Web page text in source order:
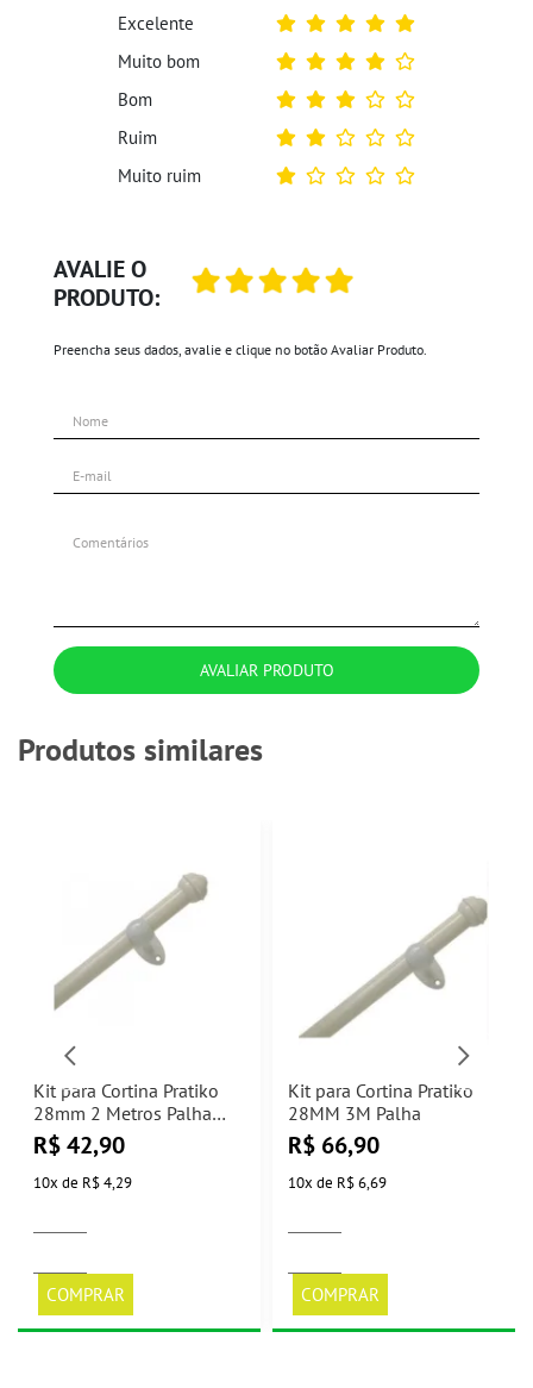
AVALIE O
PRODUTO:
Preencha seus dados, avalie e clique no botão Avaliar Produto.
AVALIAR PRODUTO
Excelente
Muito bom
Bom
Ruim
Muito ruim
Produtos similares
Kit para Cortina Pratiko
28mm 2 Metros Palha
Bella Arte
R$ 42,90
10x de R$ 4,29
COMPRAR
Kit para Cortina Pratiko
28MM 3M Palha
R$ 66,90
10x de R$ 6,69
COMPRAR